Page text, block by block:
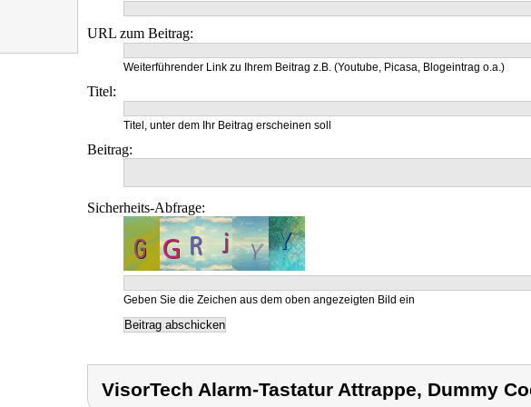
URL zum Beitrag:
Weiterführender Link zu Ihrem Beitrag z.B. (Youtube, Picasa, Blogeintrag o.a.)
Titel:
Titel, unter dem Ihr Beitrag erscheinen soll
Beitrag:
Sicherheits-Abfrage:
Geben Sie die Zeichen aus dem oben angezeigten Bild ein
VisorTech Alarm-Tastatur Attrappe, Dummy